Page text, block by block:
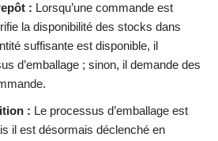
: Lorsqu’une commande est
la disponibilité des stocks dans
suffisante est disponible, il
d’emballage ; sinon, il demande des
: Le processus d’emballage est
il est désormais déclenché en